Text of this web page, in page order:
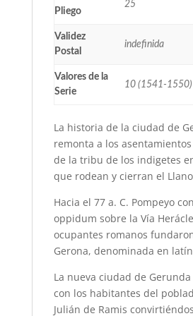
Pliego
25
Validez
Postal
indefinida
Valores de la
Serie
10 (1541-1550)
La historia de la ciudad de
remonta a los
de la tribu de los indigetes
que rodean y cierran el
Hacia el 77 a. C. Pompeyo
oppidum sobre la Vía
ocupantes romanos
Gerona, denominada en
La nueva ciudad de
con los habitantes del
Julián de Ramis